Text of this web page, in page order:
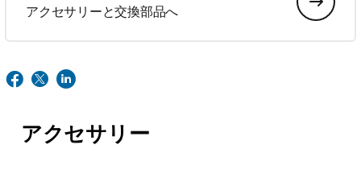
アクセサリーと交換部品へ
アクセサリー